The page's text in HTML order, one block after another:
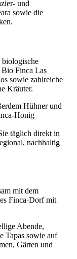
und
sowie die
Finca Las
sowie zahlreiche
Kräuter.
Hühner und
Honig
täglich direkt in
nachhaltig
mit dem
Finca-Dorf mit
Abende,
Tapas sowie auf
Gärten und